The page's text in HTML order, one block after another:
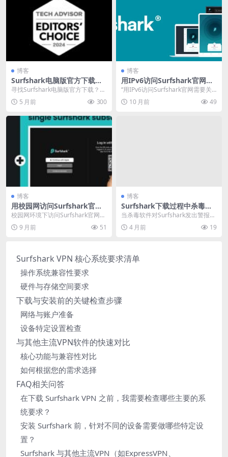
博客
Surfshark电脑版官方下载：
Windows 10/11 64位最新版
安装
寻找Surfshark电脑版官方下载？本
指南提供权威步骤，助您安全获取
适配Win...
5 月前 300
博客
用IPv6访问Surfshark官网需
要关闭TLS1.3才能加载吗
“用IPv6访问Surfshark官网需要关
闭TLS1.3才能加载吗？”——这句...
10 月前 49
博客
用校园网访问Surfshark官网
会留下上网审计日志吗
校园网环境下访问Surfshark官网可
能留下基础审计日志，包括时间戳
与目标域名...
9 月前 51
博客
Surfshark下载过程中杀毒软
件误报处理方案
当杀毒软件对Surfshark发出警报
时，这通常是安全软件的“误报”。由
于VPN...
4 月前 19
Surfshark VPN 核心系统要求清单
操作系统兼容性要求
硬件与存储空间要求
下载与安装前的关键检查步骤
网络与账户准备
设备特定设置检查
与其他主流VPN软件的快速对比
核心功能与兼容性对比
如何根据您的需求选择
FAQ相关问答
在下载 Surfshark VPN 之前，我需要检查哪些主要的系
统要求？
安装 Surfshark 前，针对不同的设备需要做哪些特定设
置？
Surfshark 与其他主流VPN（如ExpressVPN、